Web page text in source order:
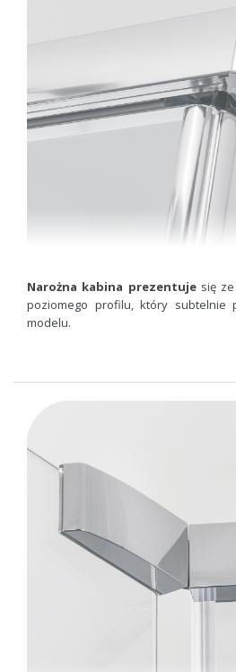
Narożna kabina prezentujesię ze
poziomego profilu, który subtelnie
modelu.